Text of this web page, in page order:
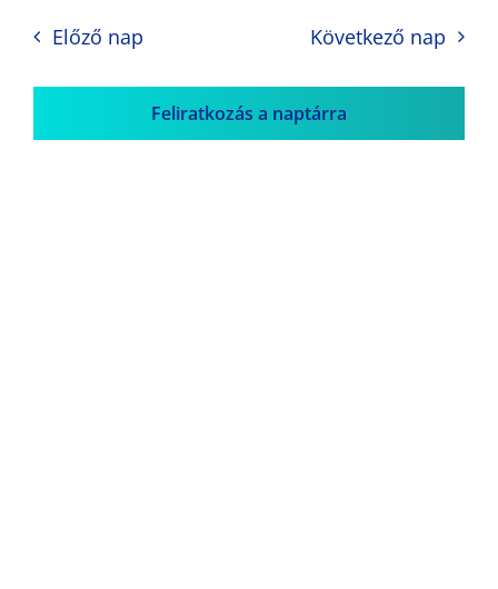
Előző nap Következő nap
Feliratkozás a naptárra